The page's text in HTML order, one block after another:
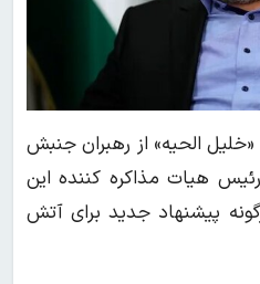
«خلیل الحیه» از رهبران جنبش
هیات مذاکره کننده این
پیشنهاد جدید برای آتش